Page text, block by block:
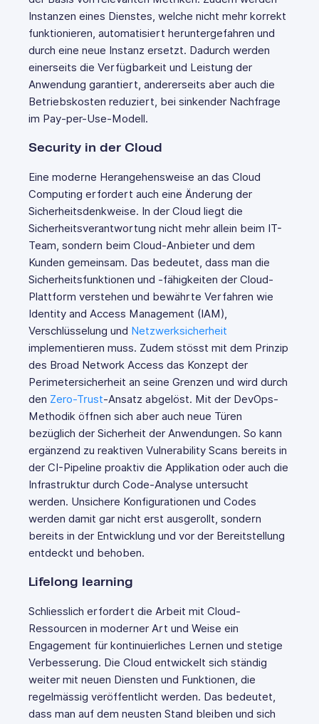
Instanzen eines Dienstes, welche nicht mehr korrekt
funktionieren, automatisiert heruntergefahren und
durch eine neue Instanz ersetzt. Dadurch werden
einerseits die Verfügbarkeit und Leistung der
Anwendung garantiert, andererseits aber auch die
Betriebskosten reduziert, bei sinkender Nachfrage
im Pay-per-Use-Modell.
Security in der Cloud
Eine moderne Herangehensweise an das Cloud
Computing erfordert auch eine Änderung der
Sicherheitsdenkweise. In der Cloud liegt die
Sicherheitsverantwortung nicht mehr allein beim IT-
Team, sondern beim Cloud-Anbieter und dem
Kunden gemeinsam. Das bedeutet, dass man die
Sicherheitsfunktionen und -fähigkeiten der Cloud-
Plattform verstehen und bewährte Verfahren wie
Identity and Access Management (IAM),
Verschlüsselung und Netzwerksicherheit
implementieren muss. Zudem stösst mit dem Prinzip
des Broad Network Access das Konzept der
Perimetersicherheit an seine Grenzen und wird durch
den Zero-Trust-Ansatz abgelöst. Mit der DevOps-
Methodik öffnen sich aber auch neue Türen
bezüglich der Sicherheit der Anwendungen. So kann
ergänzend zu reaktiven Vulnerability Scans bereits in
der CI-Pipeline proaktiv die Applikation oder auch die
Infrastruktur durch Code-Analyse untersucht
werden. Unsichere Konfigurationen und Codes
werden damit gar nicht erst ausgerollt, sondern
bereits in der Entwicklung und vor der Bereitstellung
entdeckt und behoben.
Lifelong learning
Schliesslich erfordert die Arbeit mit Cloud-
Ressourcen in moderner Art und Weise ein
Engagement für kontinuierliches Lernen und stetige
Verbesserung. Die Cloud entwickelt sich ständig
weiter mit neuen Diensten und Funktionen, die
regelmässig veröffentlicht werden. Das bedeutet,
dass man auf dem neusten Stand bleiben und sich